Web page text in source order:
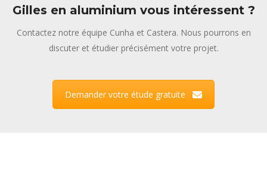
Gilles en aluminium vous intéressent ?
Contactez notre équipe Cunha et Castera. Nous pourrons en
discuter et étudier précisément votre projet.
Demander votre étude gratuite